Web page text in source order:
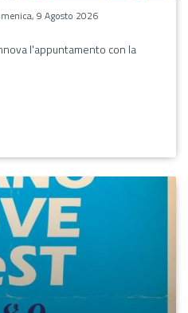
9 Agosto 2026
l'appuntamento con la